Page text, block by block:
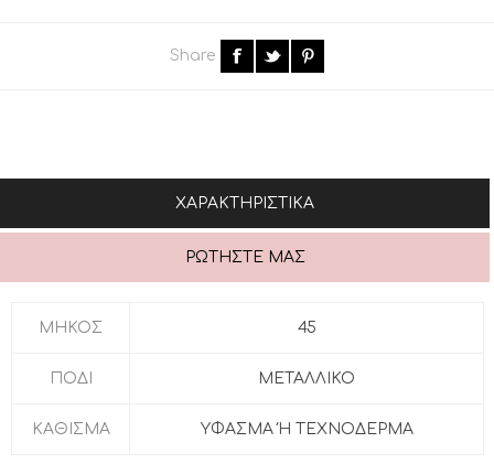
Share
ΧΑΡΑΚΤΗΡΙΣΤΙΚΆ
ΡΩΤΉΣΤΕ ΜΑΣ
ΜΗΚΟΣ 45
ΠΟΔΙ ΜΕΤΑΛΛΙΚΟ
ΚΑΘΙΣΜΑ ΥΦΑΣΜΑ Ή ΤΕΧΝΟΔΕΡΜΑ